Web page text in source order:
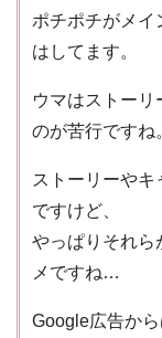
ポチポチがメイ
はしてます。
ウマはストー
のが苦行ですね
ストーリーや
ですけど、
やっぱりそれら
メですね…
Google広告か